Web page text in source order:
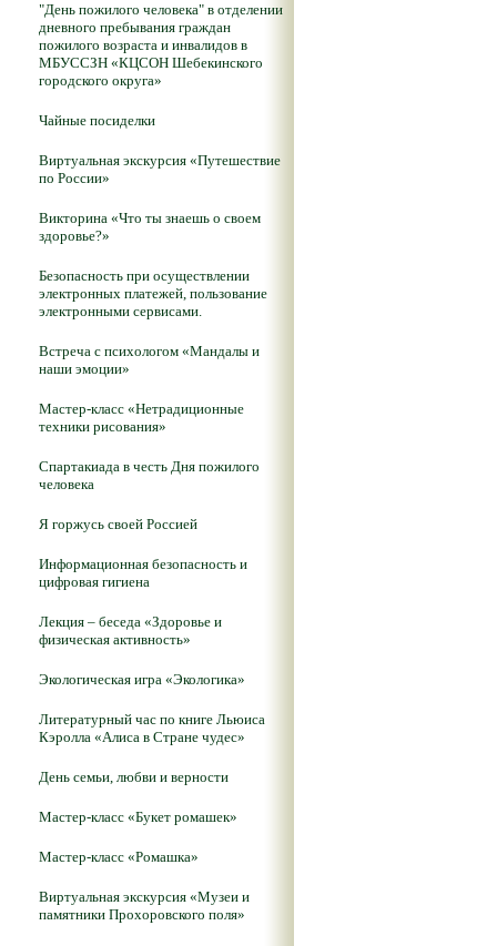
"День пожилого человека" в отделении
дневного пребывания граждан
пожилого возраста и инвалидов в
МБУССЗН «КЦСОН Шебекинского
городского округа»
Чайные посиделки
Виртуальная экскурсия «Путешествие
по России»
Викторина «Что ты знаешь о своем
здоровье?»
Безопасность при осуществлении
электронных платежей, пользование
электронными сервисами.
Встреча с психологом «Мандалы и
наши эмоции»
Мастер-класс «Нетрадиционные
техники рисования»
Спартакиада в честь Дня пожилого
человека
Я горжусь своей Россией
Информационная безопасность и
цифровая гигиена
Лекция – беседа «Здоровье и
физическая активность»
Экологическая игра «Экологика»
Литературный час по книге Льюиса
Кэролла «Алиса в Стране чудес»
День семьи, любви и верности
Мастер-класс «Букет ромашек»
Мастер-класс «Ромашка»
Виртуальная экскурсия «Музеи и
памятники Прохоровского поля»